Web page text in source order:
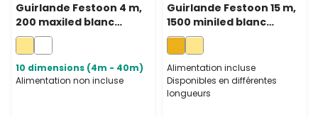
Guirlande Festoon 4 m,
200 maxiled blanc
chaud, câble vert,
prolongeable, IP67
10 dimensions (4m - 40m)
Alimentation non incluse
Guirlande Festoon 15 m,
1500 miniled blanc
chaud traditionnel,
câble vert
Alimentation incluse
Disponibles en différentes
longueurs